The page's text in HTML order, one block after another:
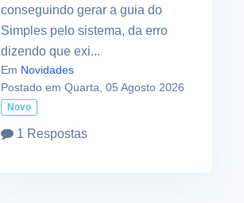
conseguindo gerar a guia do
Simples pelo sistema, da erro
dizendo que exi...
Em Novidades
Postado em Quarta, 05 Agosto 2026
Novo
1 Respostas